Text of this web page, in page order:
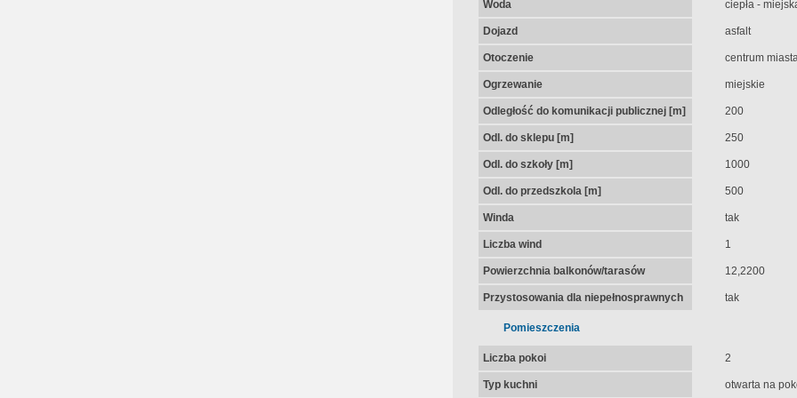
Woda ciepła -
Dojazd asfalt
Otoczenie centrum
Ogrzewanie miejskie
Odległość do komunikacji publicznej [m] 200
Odl. do sklepu [m] 250
Odl. do szkoły [m] 1000
Odl. do przedszkola [m] 500
Winda tak
Liczba wind 1
Powierzchnia balkonów/tarasów 12,2200
Przystosowania dla niepełnosprawnych tak
Pomieszczenia
Liczba pokoi 2
Typ kuchni otwarta na